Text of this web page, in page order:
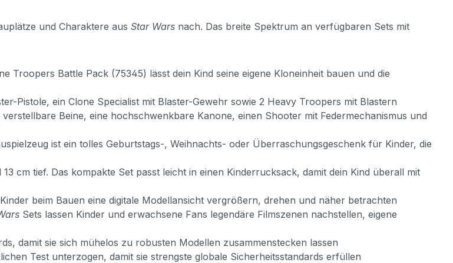
und Charaktere aus Star Wars nach. Das breite Spektrum an verfügbaren Sets mit
Troopers Battle Pack (75345) lässt dein Kind seine eigene Kloneinheit bauen und die
Pistole, ein Clone Specialist mit Blaster-Gewehr sowie 2 Heavy Troopers mit Blastern
Beine, eine hochschwenkbare Kanone, einen Shooter mit Federmechanismus und
ist ein tolles Geburtstags-, Weihnachts- oder Überraschungsgeschenk für Kinder, die
cm tief. Das kompakte Set passt leicht in einen Kinderrucksack, damit dein Kind überall mit
beim Bauen eine digitale Modellansicht vergrößern, drehen und näher betrachten
Sets lassen Kinder und erwachsene Fans legendäre Filmszenen nachstellen, eigene
damit sie sich mühelos zu robusten Modellen zusammenstecken lassen
Test unterzogen, damit sie strengste globale Sicherheitsstandards erfüllen